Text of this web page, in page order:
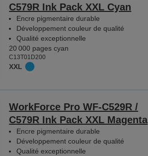
C579R Ink Pack XXL Cyan
Encre pigmentaire durable
Développement couleur de qualité
Qualité exceptionnelle
20 000 pages cyan
C13T01D200
XXL
WorkForce Pro WF-C529R /
C579R Ink Pack XXL Magenta
Encre pigmentaire durable
Développement couleur de qualité
Qualité exceptionnelle